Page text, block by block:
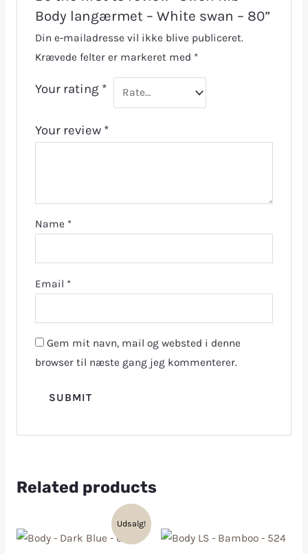
Body langærmet – White swan – 80”
Din e-mailadresse vil ikke blive publiceret.
Krævede felter er markeret med *
Your rating *
Your review *
Name *
Email *
Gem mit navn, mail og websted i denne
browser til næste gang jeg kommenterer.
Related products
Udsalg!